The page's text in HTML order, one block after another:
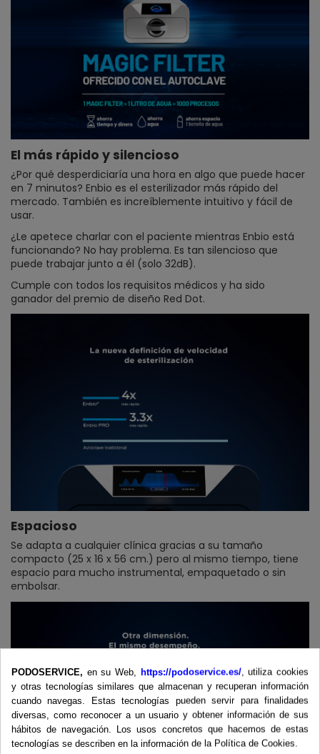
El más rápido y silencioso
¿Por qué desperdiciaría una hora en algo que puede hacer
en 7 minutos? Enbio es el esterilizador más rápido del
mercado. También es increíblemente intuitivo y fácil de
usar.
¿Le apetece charlar con el paciente mientras Enbio está
funcionando? No hay problema. Es tan silencioso que
puede trabajar junto a él (solo 32dB).
Cumple con todos los requisitos médicos y ha sido
ganador del premio de diseño Red Dot.
Espacioso
Se adapta a cualquier clínica gracias a su tamaño
compacto (25 x 16 x 56 cm.) pero al mismo tiempo, tiene
espacio para mucho instrumental, empaquetado o sin
embolsar.
PODOSERVICE, en su Web, https://podoservice.es/, utiliza cookies
y otras tecnologías similares que almacenan y recuperan información
cuando navegas. Estas tecnologías pueden servir para finalidades
diversas, como reconocer a un usuario y obtener información de sus
hábitos de navegación. Los usos concretos que hacemos de estas
tecnologías se describen en la información de la Política de Cookies.